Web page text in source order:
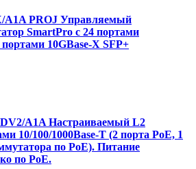
A1A PROJ Управляемый
SmartPro с 24 портами
портами 10GBase-X SFP+
A1A Настраиваемый L2
10/100/1000Base-T (2 порта PoE, 1
по PoE). Питание
по PoE.